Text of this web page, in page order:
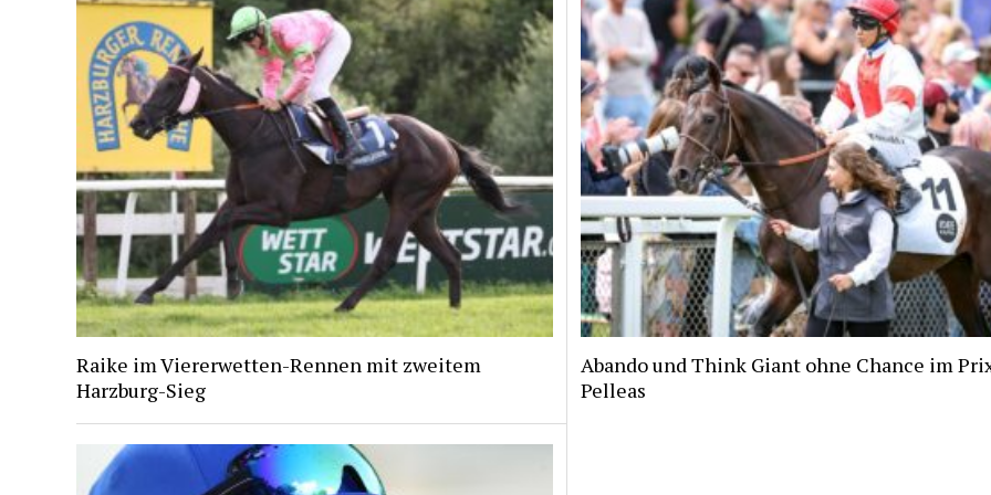
Raike im Viererwetten-Rennen mit zweitem
Harzburg-Sieg
Abando und Think Giant ohne Chance im
Pelleas